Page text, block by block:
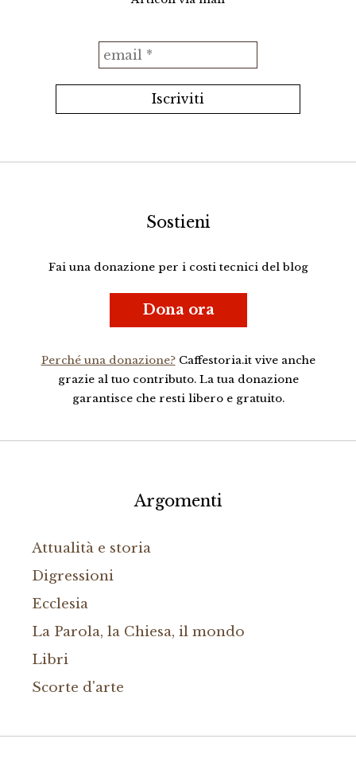
Sostieni
Fai una donazione per i costi tecnici del blog
Dona ora
Perché una donazione?Caffestoria.it vive anche
grazie al tuo contributo. La tua donazione
garantisce che resti libero e gratuito.
Argomenti
Attualità e storia
Digressioni
Ecclesia
La Parola, la Chiesa, il mondo
Libri
Scorte d'arte